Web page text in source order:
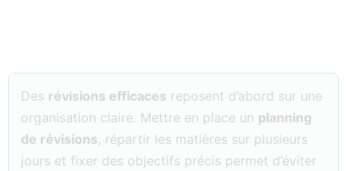
Des révisions efficaces reposent d’abord sur une
organisation claire. Mettre en place un planning
de révisions, répartir les matières sur plusieurs
jours et fixer des objectifs précis permet d’éviter